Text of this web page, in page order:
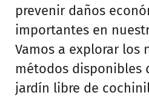
prevenir daños
importantes en
Vamos a explorar los
métodos disponibles
jardín libre de